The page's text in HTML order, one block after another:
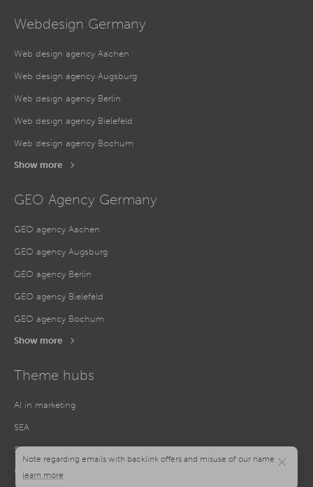
Webdesign Germany
Web design agency Aachen
Web design agency Augsburg
Web design agency Berlin
Web design agency Bielefeld
Web design agency Bochum
Show more
GEO Agency Germany
GEO agency Aachen
GEO agency Augsburg
GEO agency Berlin
GEO agency Bielefeld
GEO agency Bochum
Show more
Theme hubs
AI in marketing
SEA
SEO
Social Media
×